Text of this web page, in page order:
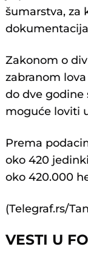
šumarstva, za
Zakonom o
zabranom
do dve godine
moguće loviti
Prema
oko 420
oko 420.000
(Telegraf.rs/
VESTI U